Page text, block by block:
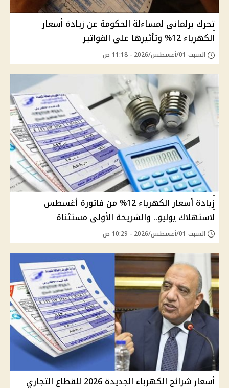
تحرك برلماني لمساءلة الحكومة عن زيادة أسعار
الكهرباء 12% وتأثيرها على الفواتير
السبت 01/أغسطس/2026 - 11:18 ص
زيادة أسعار الكهرباء 12% من فاتورة أغسطس
لاستهلاك يوليو.. والشريحة الأولى مستثناة
السبت 01/أغسطس/2026 - 10:29 ص
أسعار شرائح الكهرباء الجديدة 2026 للقطاع التجاري